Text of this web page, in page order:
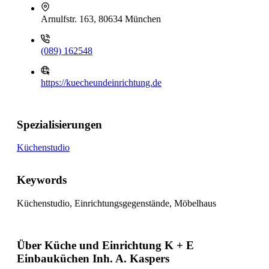
Arnulfstr. 163, 80634 München
(089) 162548
https://kuecheundeinrichtung.de
Spezialisierungen
Küchenstudio
Keywords
Küchenstudio, Einrichtungsgegenstände, Möbelhaus
Über Küche und Einrichtung K + E
Einbauküchen Inh. A. Kaspers